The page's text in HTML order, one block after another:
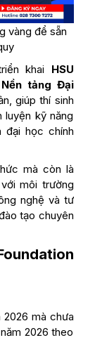
vàng để sẵn
khai HSU
tảng Đại
giúp thí sinh
kỹ năng
đại học chính
mà còn là
môi trường
nghệ và tư
tạo chuyên
2026 mà chưa
2026 theo